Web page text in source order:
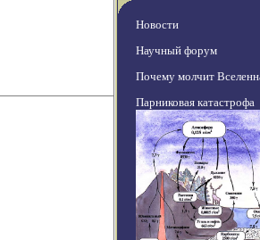
Новости
Научный форум
Почему молчит
Парниковая катастрофа